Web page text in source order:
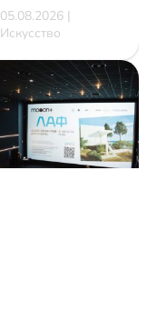
05.08.2026 |
Искусство